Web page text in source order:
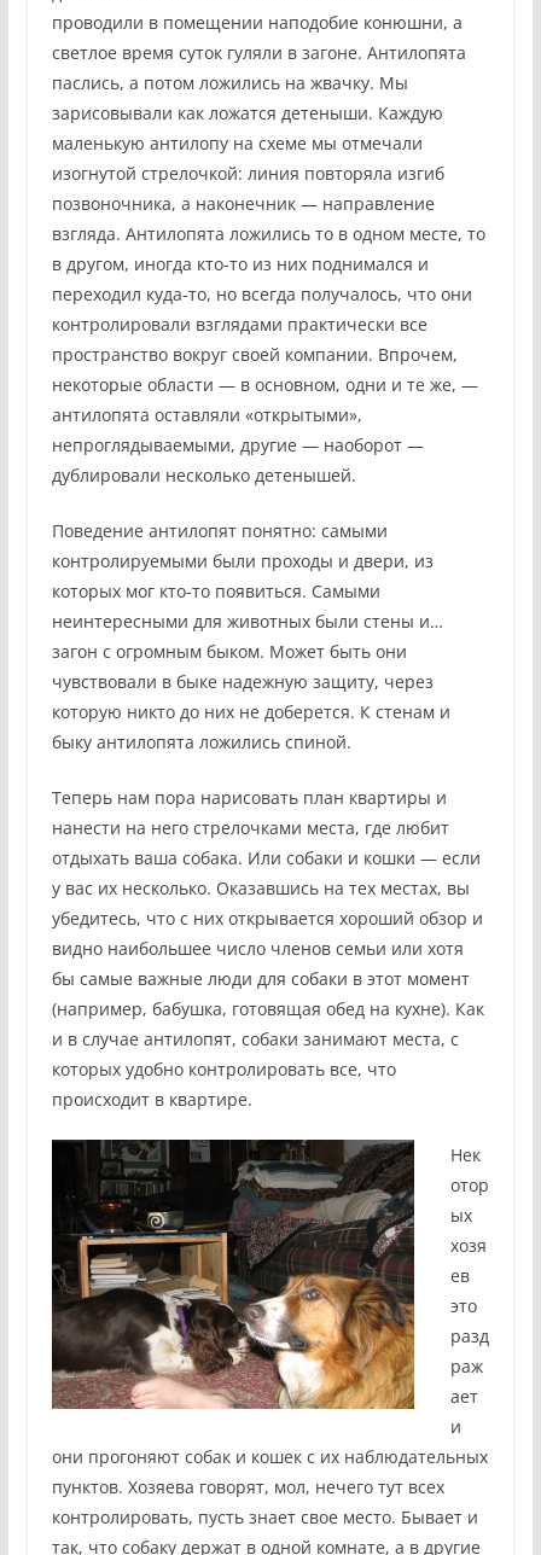
проводили в помещении наподобие конюшни, а
светлое время суток гуляли в загоне. Антилопята
паслись, а потом ложились на жвачку. Мы
зарисовывали как ложатся детеныши. Каждую
маленькую антилопу на схеме мы отмечали
изогнутой стрелочкой: линия повторяла изгиб
позвоночника, а наконечник — направление
взгляда. Антилопята ложились то в одном месте, то
в другом, иногда кто-то из них поднимался и
переходил куда-то, но всегда получалось, что они
контролировали взглядами практически все
пространство вокруг своей компании. Впрочем,
некоторые области — в основном, одни и те же, —
антилопята оставляли «открытыми»,
непроглядываемыми, другие — наоборот —
дублировали несколько детенышей.
Поведение антилопят понятно: самыми
контролируемыми были проходы и двери, из
которых мог кто-то появиться. Самыми
неинтересными для животных были стены и…
загон с огромным быком. Может быть они
чувствовали в быке надежную защиту, через
которую никто до них не доберется. К стенам и
быку антилопята ложились спиной.
Теперь нам пора нарисовать план квартиры и
нанести на него стрелочками места, где любит
отдыхать ваша собака. Или собаки и кошки — если
у вас их несколько. Оказавшись на тех местах, вы
убедитесь, что с них открывается хороший обзор и
видно наибольшее число членов семьи или хотя
бы самые важные люди для собаки в этот момент
(например, бабушка, готовящая обед на кухне). Как
и в случае антилопят, собаки занимают места, с
которых удобно контролировать все, что
происходит в квартире.
Нек
отор
ых
хозя
ев
это
разд
раж
ает
и
они прогоняют собак и кошек с их наблюдательных
пунктов. Хозяева говорят, мол, нечего тут всех
контролировать, пусть знает свое место. Бывает и
так, что собаку держат в одной комнате, а в другие